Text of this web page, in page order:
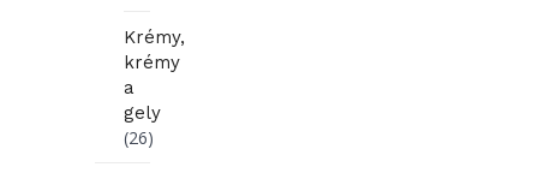
Krémy,
krémy
a
gely
(26)